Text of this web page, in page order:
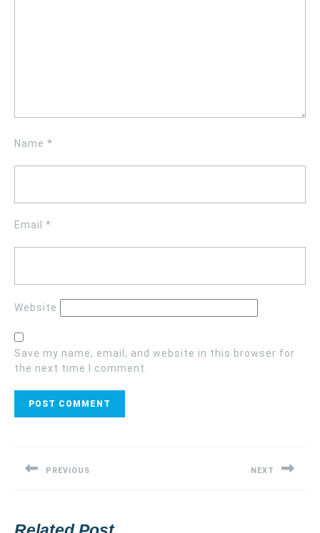
Name *
Email *
Website
Save my name, email, and website in this browser for
the next time I comment.
PREVIOUS NEXT